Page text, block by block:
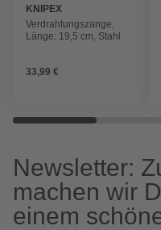
KNIPEX
Verdrahtungszange,
Länge: 19,5 cm, Stahl
33,99 €
Newsletter:
machen wir
einem